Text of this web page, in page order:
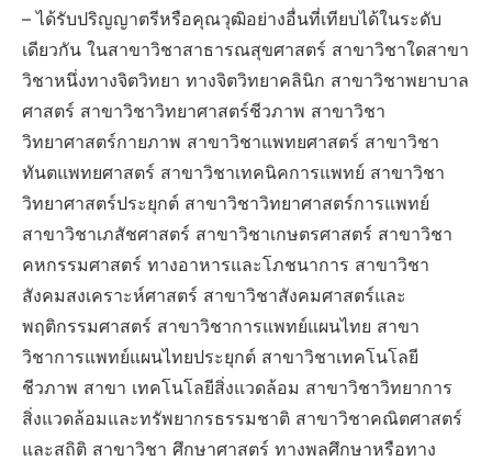
– ได้รับปริญญาตรีหรือคุณวุฒิอย่างอื่นที่เทียบได้ในระดับ
เดียวกัน ในสาขาวิชาสาธารณสุขศาสตร์ สาขาวิชาใดสาขา
วิชาหนึ่งทางจิตวิทยา ทางจิตวิทยาคลินิก สาขาวิชาพยาบาล
ศาสตร์ สาขาวิชาวิทยาศาสตร์ชีวภาพ สาขาวิชา
วิทยาศาสตร์กายภาพ สาขาวิชาแพทยศาสตร์ สาขาวิชา
ทันตแพทยศาสตร์ สาขาวิชาเทคนิคการแพทย์ สาขาวิชา
วิทยาศาสตร์ประยุกต์ สาขาวิชาวิทยาศาสตร์การแพทย์
สาขาวิชาเภสัชศาสตร์ สาขาวิชาเกษตรศาสตร์ สาขาวิชา
คหกรรมศาสตร์ ทางอาหารและโภชนาการ สาขาวิชา
สังคมสงเคราะห์ศาสตร์ สาขาวิชาสังคมศาสตร์และ
พฤติกรรมศาสตร์ สาขาวิชาการแพทย์แผนไทย สาขา
วิชาการแพทย์แผนไทยประยุกต์ สาขาวิชาเทคโนโลยี
ชีวภาพ สาขา เทคโนโลยีสิ่งแวดล้อม สาขาวิชาวิทยาการ
สิ่งแวดล้อมและทรัพยากรธรรมชาติ สาขาวิชาคณิตศาสตร์
และสถิติ สาขาวิชา ศึกษาศาสตร์ ทางพลศึกษาหรือทาง